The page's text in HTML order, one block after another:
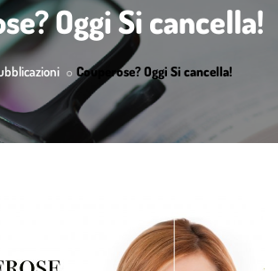
Oggi Si cancella!
Couperose? Oggi Si cancella!